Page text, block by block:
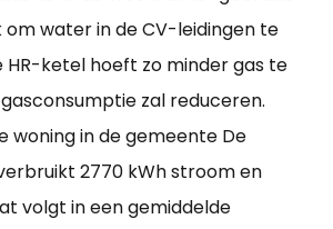
water in de CV-leidingen te
HR-ketel hoeft zo minder gas te
zal reduceren.
woning in de gemeente De
2770 kWh stroom en
volgt in een gemiddelde